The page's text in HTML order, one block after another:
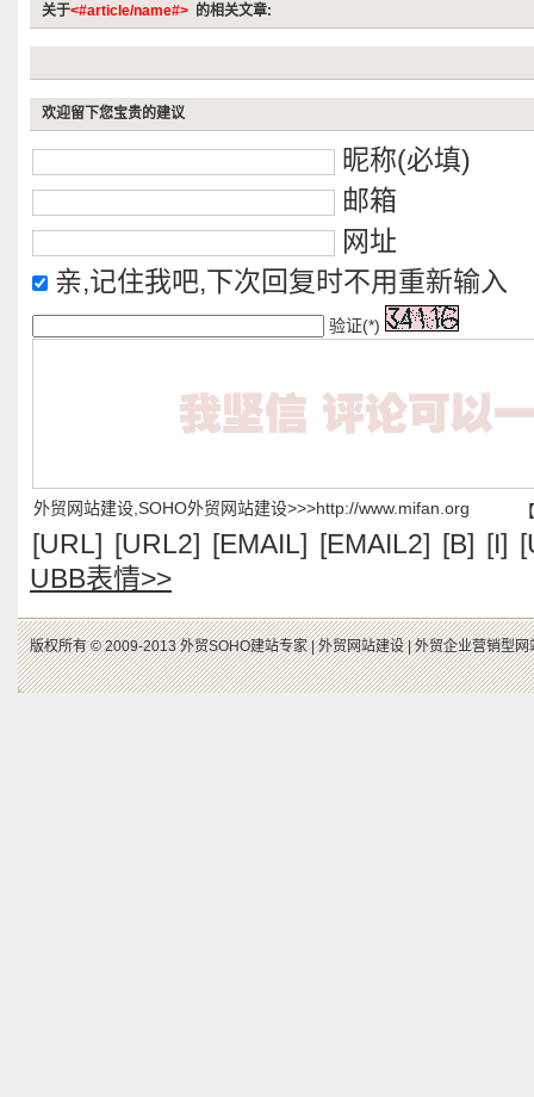
关于<#article/name#> 的相关文章:
欢迎留下您宝贵的建议
昵称(必填)
邮箱
网址
亲,记住我吧,下次回复时不用重新输入
验证(*)
【
外贸网站建设,SOHO外贸网站建设>>>http://www.mifan.org
[URL] [URL2] [EMAIL] [EMAIL2] [B] [I]
UBB表情>>
版权所有 © 2009-2013 外贸SOHO建站专家 |外贸网站建设 |外贸企业营销型网